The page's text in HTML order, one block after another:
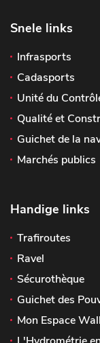
Snele links
Infrasports
Cadasports
Unité du
Qualité et
Guichet de la
Marchés publics
Handige links
Trafiroutes
Ravel
Sécurothèque
Guichet des
Mon Espace